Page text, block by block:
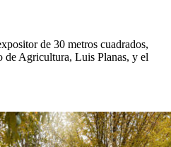
de 30 metros cuadrados,
Agricultura, Luis Planas, y el